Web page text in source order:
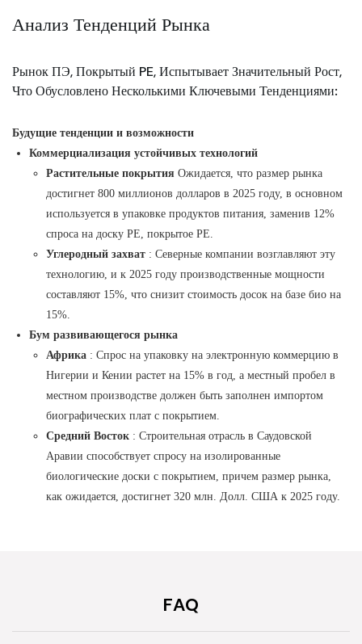
Анализ Тенденций Рынка
Рынок ПЭ, Покрытый PE, Испытывает Значительный Рост,
Что Обусловлено Несколькими Ключевыми Тенденциями:
Будущие тенденции и возможности
Коммерциализация устойчивых технологий
Растительные покрытия Ожидается, что размер рынка
достигнет 800 миллионов долларов в 2025 году, в основном
используется в упаковке продуктов питания, заменив 12%
спроса на доску PE, покрытое PE.
Углеродный захват : Северные компании возглавляют эту
технологию, и к 2025 году производственные мощности
составляют 15%, что снизит стоимость досок на базе био на
15%.
Бум развивающегося рынка
Африка : Спрос на упаковку на электронную коммерцию в
Нигерии и Кении растет на 15% в год, а местный пробел в
местном производстве должен быть заполнен импортом
биографических плат с покрытием.
Средний Восток : Строительная отрасль в Саудовской
Аравии способствует спросу на изолированные
биологические доски с покрытием, причем размер рынка,
как ожидается, достигнет 320 млн. Долл. США к 2025 году.
FAQ